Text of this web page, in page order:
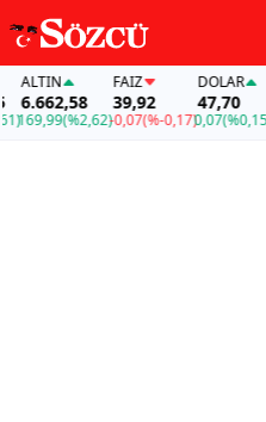
(%2,62)
FAİZ
39,92
-0,07(%-0,17)
DOLAR
47,70
0,07(%0,15)